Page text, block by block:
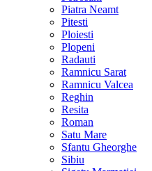
Piatra Neamt
Pitesti
Ploiesti
Plopeni
Radauti
Ramnicu Sarat
Ramnicu Valcea
Reghin
Resita
Roman
Satu Mare
Sfantu Gheorghe
Sibiu